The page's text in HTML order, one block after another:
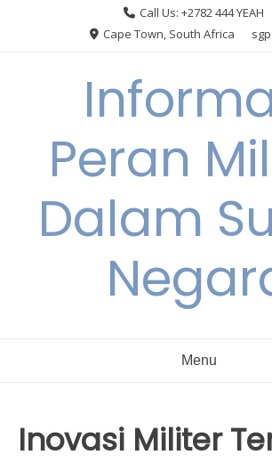
Call Us: +2782 444 YEAH
Cape Town, South Africa
sgp
Peran
Dalam
Menu
Inovasi Militer